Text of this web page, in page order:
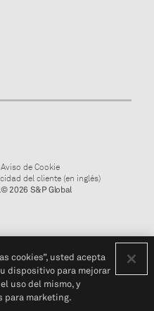
Aviso de Cookie
del cliente (en inglés)
© 2026 S&P Global
cookies”, usted acepta
dispositivo para mejorar
uso del mismo, y
para marketing.